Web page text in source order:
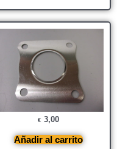
€ 3,00
Añadir al carrito